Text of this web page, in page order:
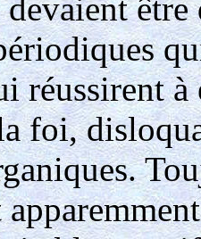
devaient
réussirent
foi,